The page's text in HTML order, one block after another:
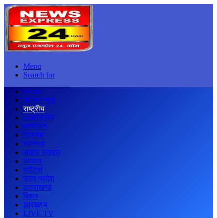
Menu
Search for
Home
लेटेस्ट न्यूज़
राष्ट्रीय
अंतर्राष्ट्रीय
मनोरंजन
बिज़नेस
स्वास्थ्य
लाइफ स्टाइल
वायरल
स्पोर्ट्स
उत्तर प्रदेश
उत्तराखण्ड
बिहार
झारखण्ड
LIVE TV